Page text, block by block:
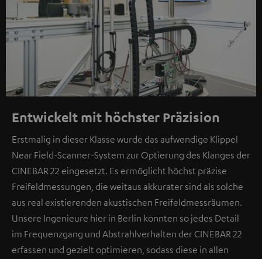
Entwickelt mit höchster Präzision
Erstmalig in dieser Klasse wurde das aufwendige Klippel
Near Field-Scanner-System zur Optierung des Klanges der
CINEBAR 22 eingesetzt. Es ermöglicht höchst präzise
Freifeldmessungen, die weitaus akkurater sind als solche
aus real existierenden akustischen Freifeldmessräumen.
Unsere Ingenieure hier in Berlin konnten so jedes Detail
im Frequenzgang und Abstrahlverhalten der CINEBAR 22
erfassen und gezielt optimieren, sodass diese in allen